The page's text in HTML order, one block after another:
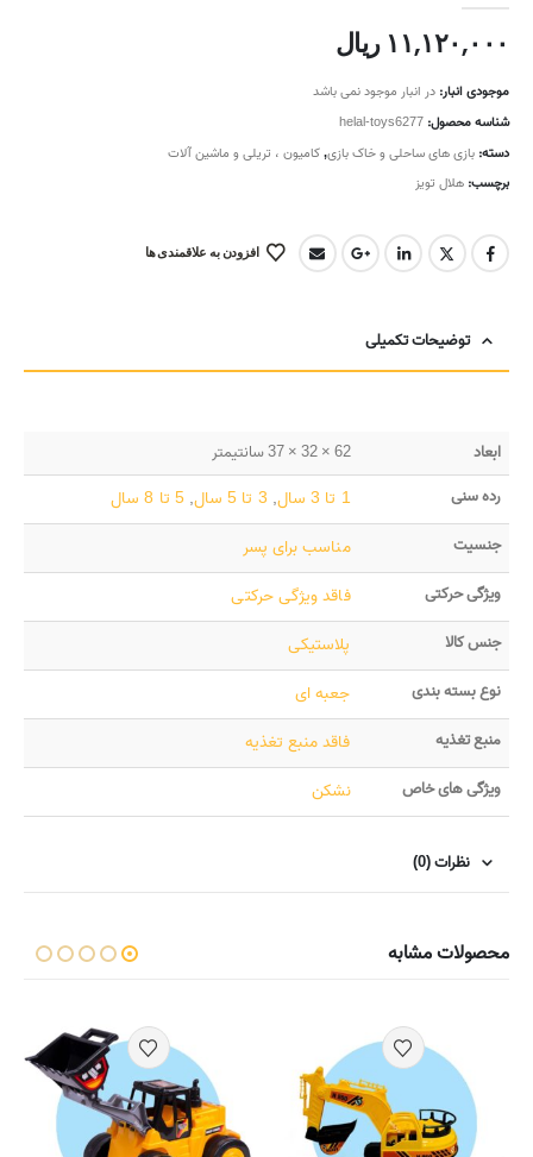
۱۱,۱۲۰,۰۰۰ ریال
موجودی انبار: در انبار موجود نمی باشد
شناسه محصول: helal-toys6277
دسته: بازی های ساحلی و خاک بازی,کامیون ، تریلی و ماشین آلات
برچسب: هلال تویز
افزودن به علاقمندی ها
توضیحات تکمیلی
ابعاد
62 × 32 × 37 سانتیمتر
رده سنی
1 تا 3 سال , 3 تا 5 سال ,5 تا 8 سال
جنسیت مناسب برای پسر
ویژگی حرکتی فاقد ویژگی حرکتی
جنس کالا پلاستیکی
نوع بسته بندی جعبه ای
منبع تغذیه فاقد منبع تغذیه
ویژگی های خاص نشکن
نظرات (0)
محصولات مشابه